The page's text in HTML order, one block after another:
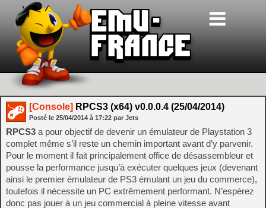
[Console] RPCS3 (x64) v0.0.0.4 (25/04/2014)
Posté le 25/04/2014 à 17:22 par Jets
RPCS3 a pour objectif de devenir un émulateur de Playstation 3
complet même s’il reste un chemin important avant d’y parvenir.
Pour le moment il fait principalement office de désassembleur et
pousse la performance jusqu’à exécuter quelques jeux (devenant
ainsi le premier émulateur de PS3 émulant un jeu du commerce),
toutefois il nécessite un PC extrêmement performant. N’espérez
donc pas jouer à un jeu commercial à pleine vitesse avant